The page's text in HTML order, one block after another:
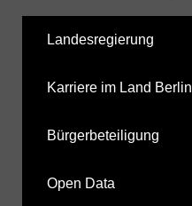
Landesregierung
Karriere im Land Berlin
Bürgerbeteiligung
Open Data